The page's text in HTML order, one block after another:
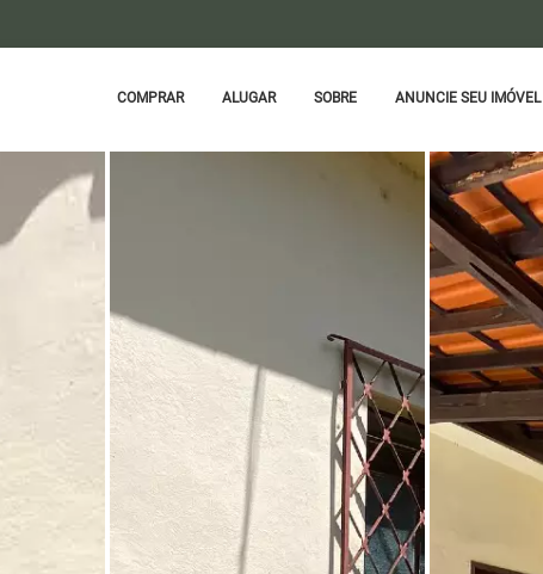
COMPRAR ALUGAR SOBRE ANUNCIE SEU IMÓVEL